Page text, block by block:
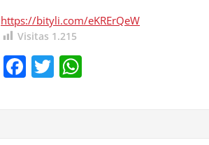
https://bityli.com/eKRErQeW
Visitas 1.215
Facebook
Twitter